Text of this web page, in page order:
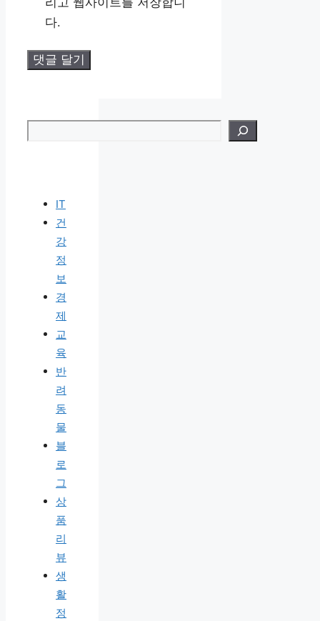
다.
IT
건
강
정
보
경
제
교
육
반
려
동
물
블
로
그
상
품
리
뷰
생
활
정